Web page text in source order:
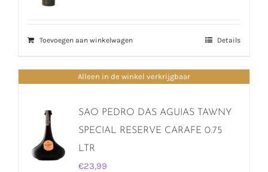
Toevoegen aan winkelwagen Details
Alleen in de winkel verkrijgbaar
SAO PEDRO DAS AGUIAS TAWNY
SPECIAL RESERVE CARAFE 0.75
LTR
€23,99